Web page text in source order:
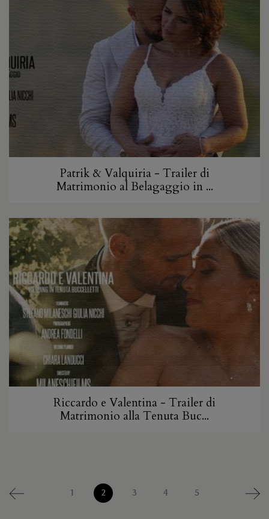
Patrik & Valquiria - Trailer di
Matrimonio al Belagaggio in ...
Riccardo e Valentina - Trailer di
Matrimonio alla Tenuta Buc...
1 2 3 4 5